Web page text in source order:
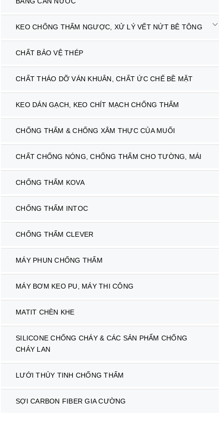
KEO CHỐNG THẤM NGƯỢC, XỬ LÝ VẾT NỨT BÊ TÔNG
CHẤT BẢO VỆ THÉP
CHẤT THÁO DỠ VÁN KHUÂN, CHẤT ỨC CHẾ BỀ MẶT
KEO DÁN GẠCH, KEO CHÍT MẠCH CHỐNG THẤM
CHỐNG THẤM & CHỐNG XÂM THỰC CỦA MUỐI
CHẤT CHỐNG NÓNG, CHỐNG THẤM CHO TƯỜNG, MÁI
CHỐNG THẤM KOVA
CHỐNG THẤM INTOC
CHỐNG THẤM CLEVER
MÁY PHUN CHỐNG THẤM
MÁY BƠM KEO PU, MÁY THI CÔNG
MATIT CHÈN KHE
SILICONE CHỐNG CHÁY & CÁC SẢN PHẨM CHỐNG
CHÁY LAN
LƯỚI THỦY TINH CHỐNG THẤM
SỢI CARBON FIBER GIA CƯỜNG